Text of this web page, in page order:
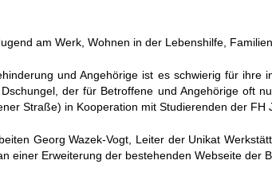
am Werk, Wohnen in der Lebenshilfe,
und Angehörige ist es schwierig für ihre
der für Betroffene und Angehörige oft
Straße) in Kooperation mit Studierenden der FH
Georg Wazek-Vogt, Leiter der Unikat
einer Erweiterung der bestehenden Webseite der